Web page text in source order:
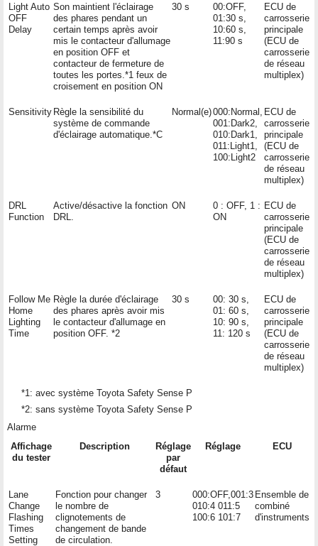
Light Auto
OFF
Delay
Son maintient l'éclairage
des phares pendant un
certain temps après avoir
mis le contacteur d'allumage
en position OFF et
contacteur de fermeture de
toutes les portes.*1 feux de
croisement en position ON
30 s
00:OFF,
01:30 s,
10:60 s,
11:90 s
ECU de
carrosserie
principale
(ECU de
carrosserie
de réseau
multiplex)
Sensitivity Règle la sensibilité du
système de commande
d'éclairage automatique.*C
Normal(e)000:Normal,
001:Dark2,
010:Dark1,
011:Light1,
100:Light2
ECU de
carrosserie
principale
(ECU de
carrosserie
de réseau
multiplex)
DRL
Function
Active/désactive la fonction
DRL.
ON
0 : OFF, 1 :
ON
ECU de
carrosserie
principale
(ECU de
carrosserie
de réseau
multiplex)
Follow Me
Home
Lighting
Time
Règle la durée d'éclairage
des phares après avoir mis
le contacteur d'allumage en
position OFF. *2
30 s
00: 30 s,
01: 60 s,
10: 90 s,
11: 120 s
ECU de
carrosserie
principale
(ECU de
carrosserie
de réseau
multiplex)
*1: avec système Toyota Safety Sense P
*2: sans système Toyota Safety Sense P
Alarme
Affichage
du tester
Description
Réglage
par
défaut
Réglage ECU
Lane
Change
Flashing
Times
Setting
Fonction pour changer
le nombre de
clignotements de
changement de bande
de circulation.
3
000:OFF,001:3
010:4 011:5
100:6 101:7
Ensemble de
combiné
d'instruments